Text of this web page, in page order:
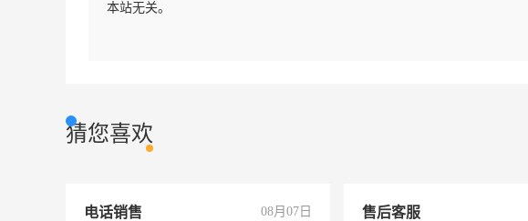
本站无关。
猜您喜欢
电话销售 08月07日 售后客服